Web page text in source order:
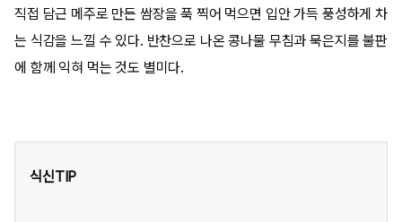
직접 담근 메주로 만든 쌈장을 푹 찍어 먹으면 입안 가득 풍성하게 차
는 식감을 느낄 수 있다. 반찬으로 나온 콩나물 무침과 묵은지를 불판
에 함께 익혀 먹는 것도 별미다.
식신TIP